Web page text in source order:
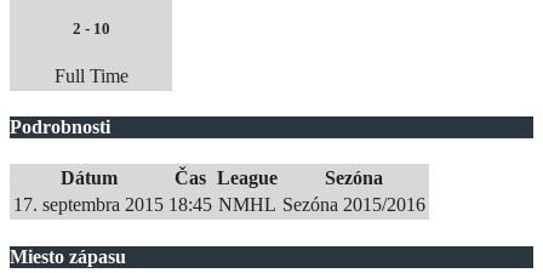
2 - 10
Full Time
Podrobnosti
Dátum Čas League
Sezóna
17. septembra 2015 18:45 NMHL Sezóna 2015/2016
Miesto zápasu